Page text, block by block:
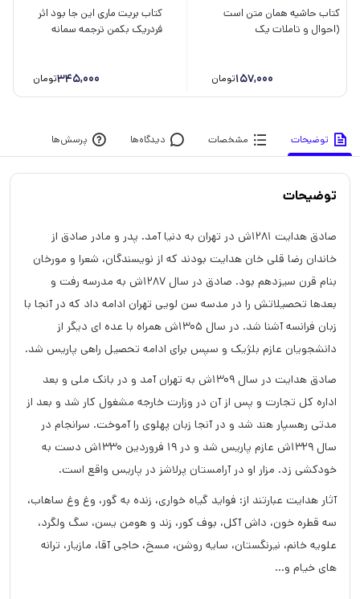
کتاب حاشیه همان متن است
(احوال و تاملات یک
157,000تومان
کتاب بریت ماری این جا بود اثر
فردریک بکمن ترجمه سمانه
345,000تومان
توضیحات مشخصات دیدگاه‌ها پرسش‌ها
توضیحات
صادق هدایت 1281ش در تهران به دنیا آمد. پدر و مادر صادق از
خاندان رضا قلی خان هدایت بودند که از نویسندگان، شعرا و مورخان
بنام قرن سیزدهم بود. صادق در سال 1287ش به مدرسه رفت و
بعدها تحصیلاتش را در مدسه سن لویی تهران ادامه داد که در آنجا با
زبان فرانسه آشنا شد. در سال 1305ش همراه با عده ای دیگر از
دانشجویان عازم بلژیک و سپس برای ادامه تحصیل راهی پاریس شد.
صادق هدایت در سال 1309ش به تهران آمد و در بانک ملی و بعد
اداره کل تجارت و پس از آن در وزارت خارجه مشغول کار شد و بعد از
مدتی رهسپار هند شد و در آنجا زبان پهلوی را آموخت. سرانجام در
سال 1329ش عازم پاریس شد و در 19 فروردین 1330ش دست به
خودکشی زد. مزار او در آرامستان پرلاشز در پاریس واقع است.
آثار هدایت عبارتند از: فواید گیاه خواری، زنده به گور، وغ وغ ساهاب،
سه قطره خون، داش آکل، بوف کور، زند و هومن یسن، سگ ولگرد،
علویه خانم، نیرنگستان، سایه روشن، مسخ، حاجی آقا، مازیار، ترانه
های خیام و...